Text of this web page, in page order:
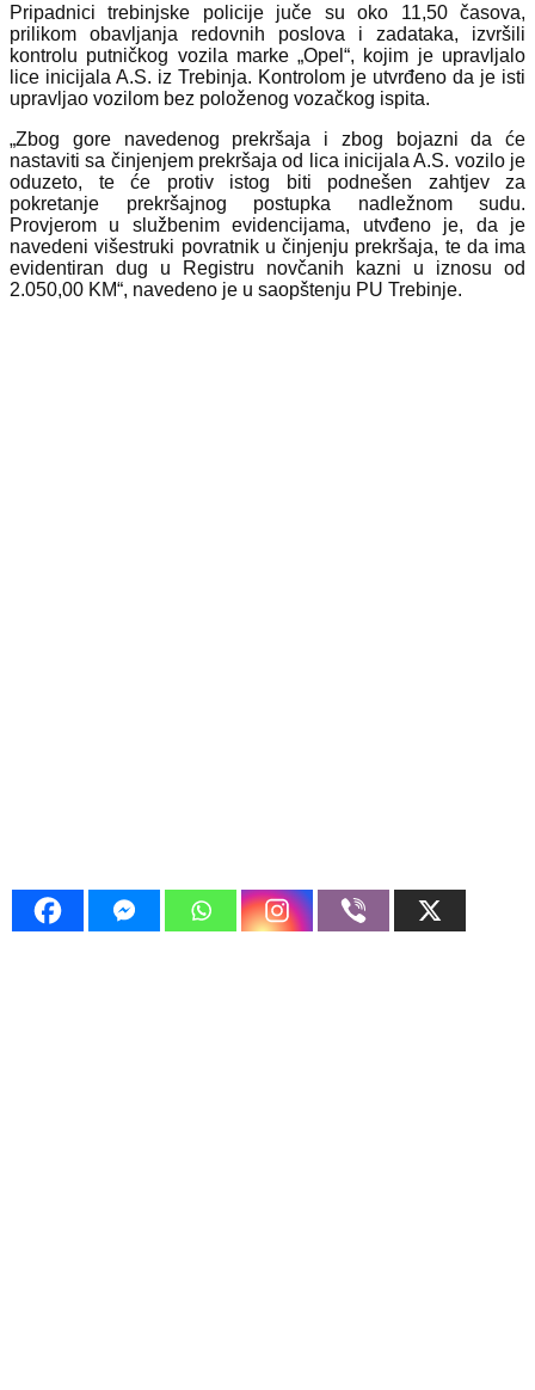
Pripadnici trebinjske policije juče su oko 11,50 časova,
prilikom obavljanja redovnih poslova i zadataka, izvršili
kontrolu putničkog vozila marke „Opel“, kojim je upravljalo
lice inicijala A.S. iz Trebinja. Kontrolom je utvrđeno da je isti
upravljao vozilom bez položenog vozačkog ispita.
„Zbog gore navedenog prekršaja i zbog bojazni da će
nastaviti sa činjenjem prekršaja od lica inicijala A.S. vozilo je
oduzeto, te će protiv istog biti podnešen zahtjev za
pokretanje prekršajnog postupka nadležnom sudu.
Provjerom u službenim evidencijama, utvđeno je, da je
navedeni višestruki povratnik u činjenju prekršaja, te da ima
evidentiran dug u Registru novčanih kazni u iznosu od
2.050,00 KM“, navedeno je u saopštenju PU Trebinje.